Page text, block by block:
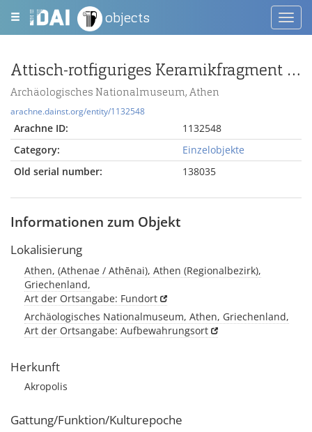
objects
Attisch-rotfiguriges Keramikfragment mit Athena
Archäologisches Nationalmuseum, Athen
arachne.dainst.org/entity/1132548
Arachne ID:
1132548
Category:
Einzelobjekte
Old serial number:
138035
Informationen zum Objekt
Lokalisierung
Athen, (Athenae / Athēnai), Athen (Regionalbezirk),
Griechenland,
Art der Ortsangabe: Fundort
Archäologisches Nationalmuseum, Athen, Griechenland,
Art der Ortsangabe: Aufbewahrungsort
Herkunft
Akropolis
Gattung/Funktion/Kulturepoche